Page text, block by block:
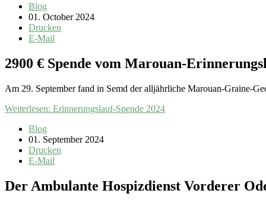
Blog
01. October 2024
Drucken
E-Mail
2900 € Spende vom Marouan-
Am 29. September fand in Semd der alljährliche Marouan-Graine-
Weiterlesen: Erinnerungslauf-Spende 2024
Blog
01. September 2024
Drucken
E-Mail
Der Ambulante Hospizdienst Vorderer